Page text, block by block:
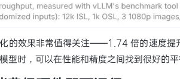
的效果非常值得关注——1.74 倍的速度提
时，可以在性能和精度之间找到很好的平